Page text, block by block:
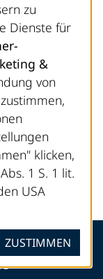
by hype.media
0
zu
Dienste für
&
von
klicken,
1 S. 1 lit.
USA
ZUSTIMMEN